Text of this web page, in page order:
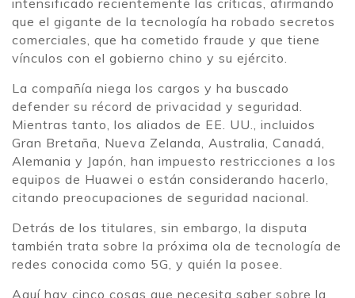
intensificado recientemente las críticas, afirmando
que el gigante de la tecnología ha robado secretos
comerciales, que ha cometido fraude y que tiene
vínculos con el gobierno chino y su ejército.
La compañía niega los cargos y ha buscado
defender su récord de privacidad y seguridad.
Mientras tanto, los aliados de EE. UU., incluidos
Gran Bretaña, Nueva Zelanda, Australia, Canadá,
Alemania y Japón, han impuesto restricciones a los
equipos de Huawei o están considerando hacerlo,
citando preocupaciones de seguridad nacional.
Detrás de los titulares, sin embargo, la disputa
también trata sobre la próxima ola de tecnología de
redes conocida como 5G, y quién la posee.
Aquí hay cinco cosas que necesita saber sobre la